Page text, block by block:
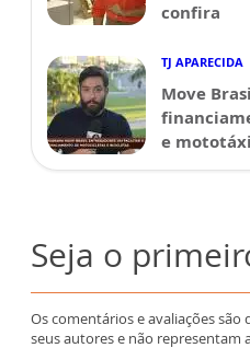
confira
TJ APARECIDA
Move
e
Seja o
Os comentários e avaliações
seus autores e não representam